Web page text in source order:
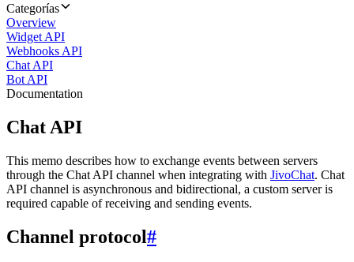
Categorías
Overview
Widget API
Webhooks API
Chat API
Bot API
Documentation
Chat API
This memo describes how to exchange events between servers
through the Chat API channel when integrating with JivoChat. Chat
API channel is asynchronous and bidirectional, a custom server is
required capable of receiving and sending events.
Channel protocol#